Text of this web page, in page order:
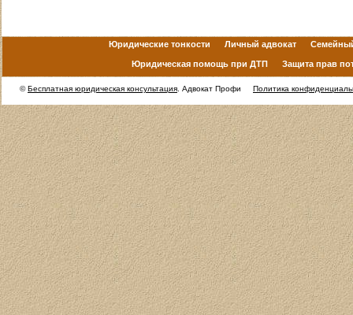
Юридические тонкости Личный адвокат
Юридическая помощь при ДТП Защита прав
©Бесплатная юридическая консультация . Адвокат Профи Политика